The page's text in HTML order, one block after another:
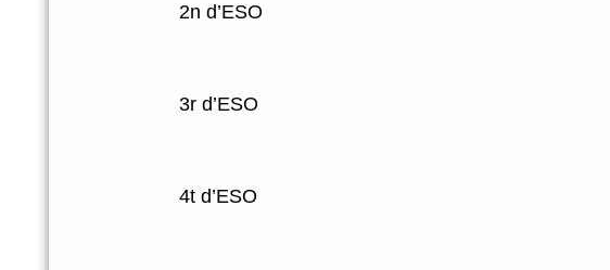
2n d’ESO
3r d’ESO
4t d’ESO